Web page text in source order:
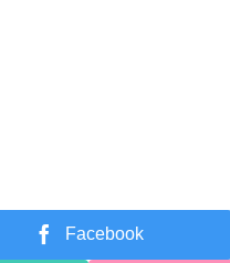
Facebook